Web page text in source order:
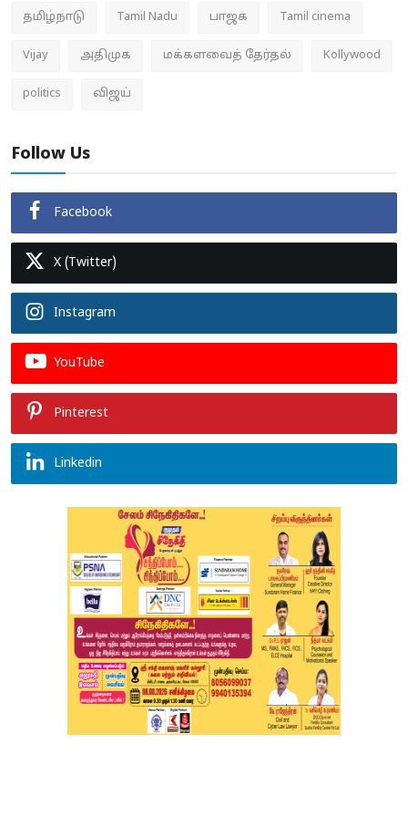
தமிழ்நாடு Tamil Nadu பாஜக Tamil cinema
Vijay அதிமுக மக்களவைத் தேர்தல் Kollywood
politics விஜய்
Follow Us
Facebook
X (Twitter)
Instagram
YouTube
Pinterest
Linkedin